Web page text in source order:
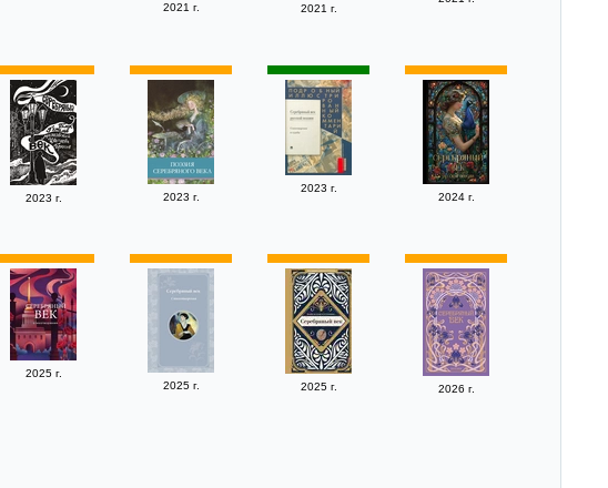
2021 г.
2021 г.
2023 г. 2023 г.
2023 г.
2024 г.
2025 г.
2025 г.
2025 г. 2026 г.